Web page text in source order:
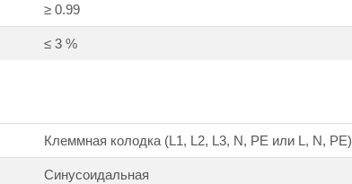
≥ 0.99
≤ 3 %
Клеммная колодка (L1, L2, L3, N, PE или L, N, PE)
Синусоидальная